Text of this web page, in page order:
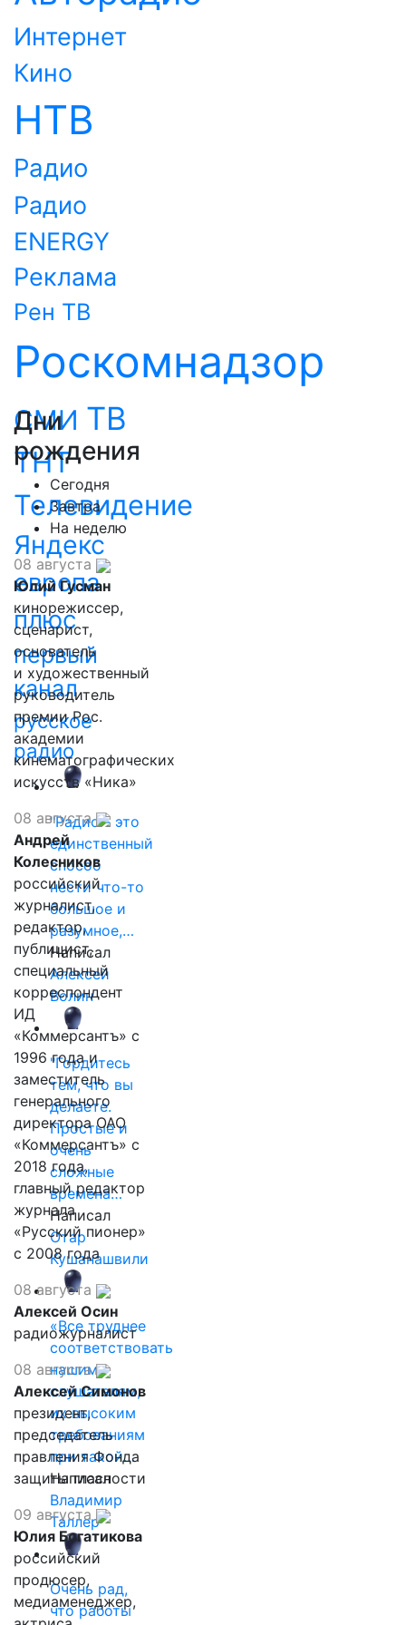
Интернет
Кино
НТВ
Радио
Радио
ENERGY
Реклама
Рен ТВ
Роскомнадзор
СМИ ТВ
ТНТ
Телевидение
Яндекс
европа
плюс
первый
канал
русское
радио
"Радио - это
единственный
способ
нести что-то
большое и
разумное,…
Написал
Алексей
Волин
"Гордитесь
тем, что вы
делаете.
Простые и
очень
сложные
времена…
Написал
Отар
Кушанашвили
«Все труднее
соответствовать
нашим
слушателям,
их высоким
требованиям
при такой…
Написал
Владимир
Таллер
Очень рад,
что работы
Дни
рождения
Сегодня
Завтра
На неделю
08 августа
Юлий Гусман
кинорежиссер,
сценарист,
основатель
и художественный
руководитель
премии Рос.
академии
кинематографических
искусств «Ника»
08 августа
Андрей
Колесников
российский
журналист,
редактор,
публицист,
специальный
корреспондент
ИД
«Коммерсантъ» с
1996 года и
заместитель
генерального
директора ОАО
«Коммерсантъ» с
2018 года,
главный редактор
журнала
«Русский пионер»
с 2008 года
08 августа
Алексей Осин
радиожурналист
08 августа
Алексей Симонов
президент,
председатель
правления Фонда
защиты гласности
09 августа
Юлия Богатикова
российский
продюсер,
медиаменеджер,